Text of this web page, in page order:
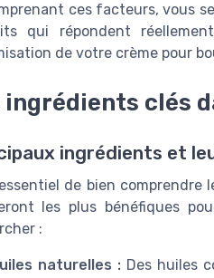
ces facteurs, vous
qui répondent
de votre crème pour
ingrédients clés
ingrédients et
de bien comprendre
les plus bénéfiques
:
naturelles : Des huiles